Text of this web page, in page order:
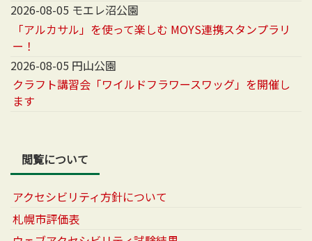
2026-08-05 モエレ沼公園
「アルカサル」を使って楽しむ MOYS連携スタンプラリ
ー！
2026-08-05 円山公園
クラフト講習会「ワイルドフラワースワッグ」を開催し
ます
閲覧について
アクセシビリティ方針について
札幌市評価表